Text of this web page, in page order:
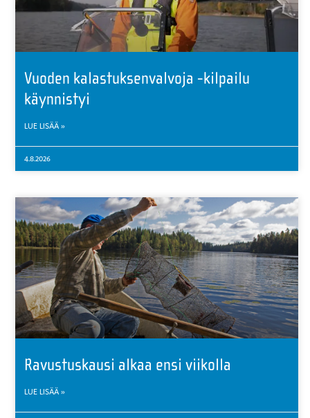
Vuoden kalastuksenvalvoja -kilpailu
käynnistyi
LUE LISÄÄ »
4.8.2026
Ravustuskausi alkaa ensi viikolla
LUE LISÄÄ »